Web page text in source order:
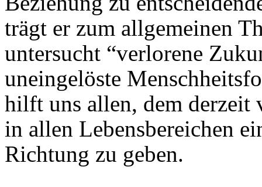
trägt er zum allgemeinen
untersucht “verlorene
uneingelöste
hilft uns allen, dem derzeit
in allen Lebensbereichen
Richtung zu geben.